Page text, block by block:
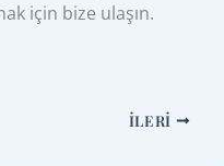
için bize ulaşın.
İLERI